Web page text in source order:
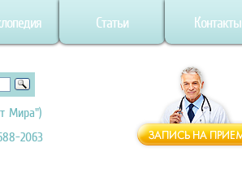
Статьи Контакты
Мира")
2063